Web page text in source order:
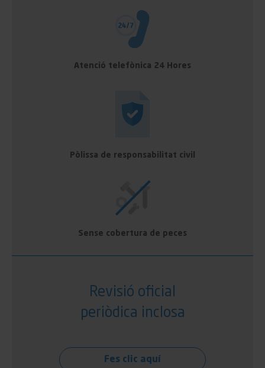
Atenció telefònica 24 Hores
Pòlissa de responsabilitat civil
Sense cobertura de peces
Revisió oficial
periòdica inclosa
Fes clic aquí